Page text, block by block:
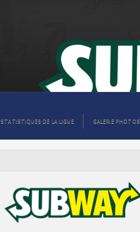
STATISTIQUES DE LA LIGUE GALERIE PHOTOS